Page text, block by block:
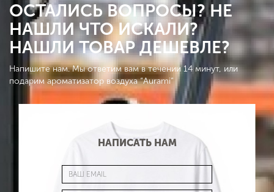
ОСТАЛИСЬ ВОПРОСЫ? НЕ
НАШЛИ ЧТО ИСКАЛИ?
НАШЛИ ТОВАР ДЕШЕВЛЕ?
Напишите нам. Мы ответим вам в течении 14 минут, или
подарим ароматизатор воздуха “Aurami”
НАПИСАТЬ НАМ